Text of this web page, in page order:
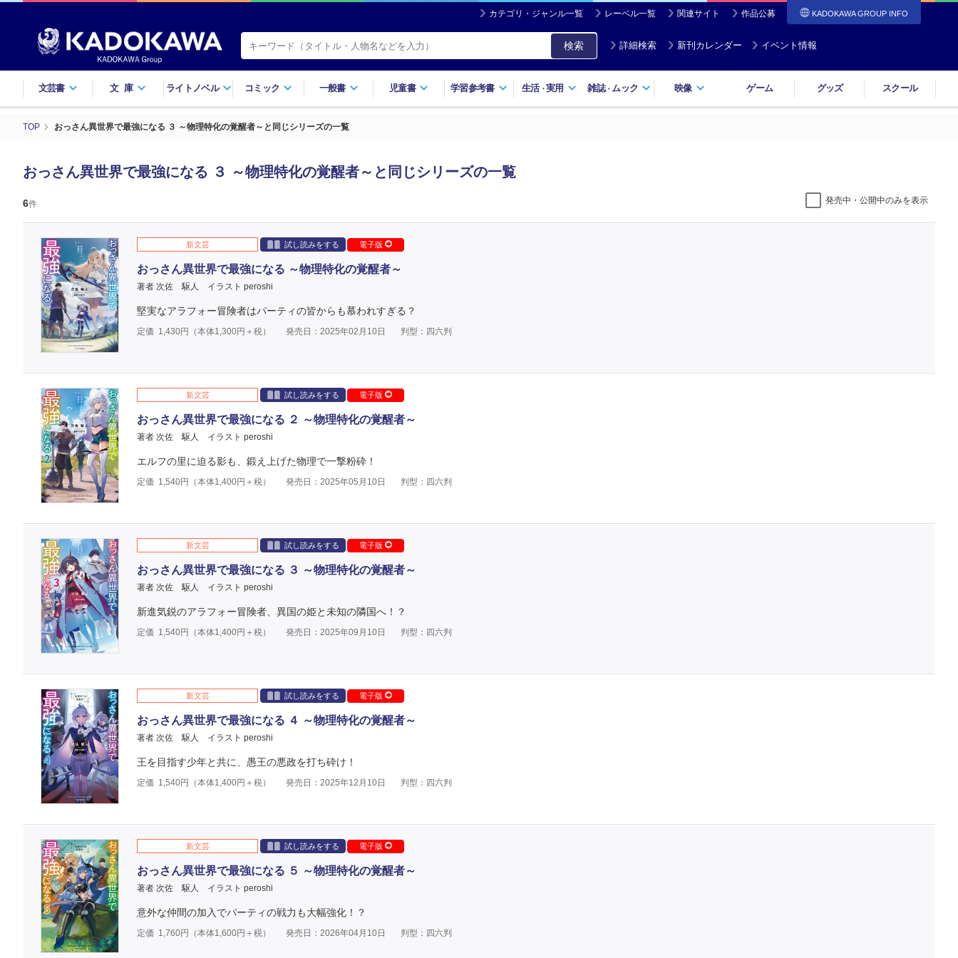
カテゴリ・ジャンル一覧 レーベル一覧 関連サイト 作品公募 KADOKAWA GROUP INFO
検索 詳細検索 新刊カレンダー イベント情報
文芸書 文庫 ライトノベル コミック 一般書 児童書 学習参考書 生活・実用 雑誌・ ムック 映像 ゲーム グッズ スクール
TOP おっさん異世界で最強になる ３ ～物理特化の覚醒者～と同じシリーズの一覧
おっさん異世界で最強になる ３ ～物理特化の覚醒者～と同じシリーズの一覧
6件 発売中・公開中のみを表示
新文芸 試し読みをする 電子版
おっさん異世界で最強になる ～物理特化の覚醒者～
著者 次佐 駆人 イラスト peroshi
堅実なアラフォー冒険者はパーティの皆からも慕われすぎる？
定価 1,430円（本体1,300円＋税） 発売日：2025年02月10日 判型：四六判
新文芸 試し読みをする 電子版
おっさん異世界で最強になる ２ ～物理特化の覚醒者～
著者 次佐 駆人 イラスト peroshi
エルフの里に迫る影も、鍛え上げた物理で一撃粉砕！
定価 1,540円（本体1,400円＋税） 発売日：2025年05月10日 判型：四六判
新文芸 試し読みをする 電子版
おっさん異世界で最強になる ３ ～物理特化の覚醒者～
著者 次佐 駆人 イラスト peroshi
新進気鋭のアラフォー冒険者、異国の姫と未知の隣国へ！？
定価 1,540円（本体1,400円＋税） 発売日：2025年09月10日 判型：四六判
新文芸 試し読みをする 電子版
おっさん異世界で最強になる ４ ～物理特化の覚醒者～
著者 次佐 駆人 イラスト peroshi
王を目指す少年と共に、愚王の悪政を打ち砕け！
定価 1,540円（本体1,400円＋税） 発売日：2025年12月10日 判型：四六判
新文芸 試し読みをする 電子版
おっさん異世界で最強になる ５ ～物理特化の覚醒者～
著者 次佐 駆人 イラスト peroshi
意外な仲間の加入でパーティの戦力も大幅強化！？
定価 1,760円（本体1,600円＋税） 発売日：2026年04月10日 判型：四六判